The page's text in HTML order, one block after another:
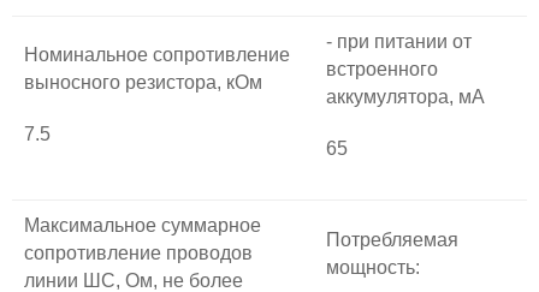
Номинальное сопротивление
выносного резистора, кОм
7.5
- при питании от
встроенного
аккумулятора, мА
65
Максимальное суммарное
сопротивление проводов
линии ШС, Ом, не более
Потребляемая
мощность: